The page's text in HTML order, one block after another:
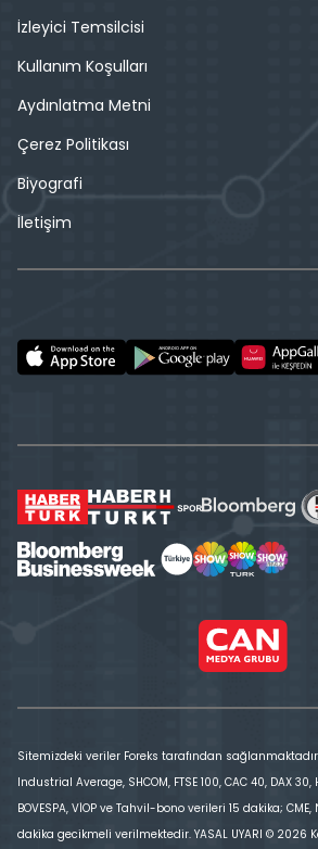
İzleyici Temsilcisi
Kullanım Koşulları
Aydınlatma Metni
Çerez Politikası
Biyografi
İletişim
Sitemizdeki veriler Foreks tarafından sağlanmaktadır.
Industrial Average, SHCOM, FTSE 100, CAC 40, DAX 30,
BOVESPA, VİOP ve Tahvil-bono verileri 15 dakika; CME,
dakika gecikmeli verilmektedir. YASAL UYARI © 2026